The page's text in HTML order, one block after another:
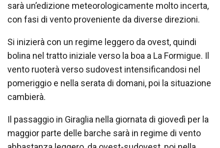
sarà un’edizione meteorologicamente molto incerta,
con fasi di vento proveniente da diverse direzioni.
Si inizierà con un regime leggero da ovest, quindi
bolina nel tratto iniziale verso la boa a La Formigue. Il
vento ruoterà verso sudovest intensificandosi nel
pomeriggio e nella serata di domani, poi la situazione
cambierà.
Il passaggio in Giraglia nella giornata di giovedì per la
maggior parte delle barche sarà in regime di vento